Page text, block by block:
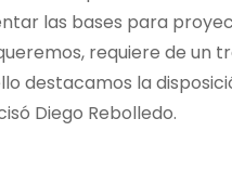
las bases para
requiere de un
destacamos la
Diego Rebolledo.